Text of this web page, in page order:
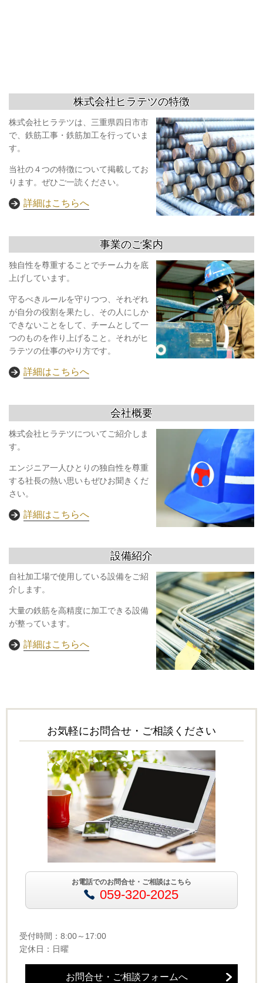
株式会社ヒラテツの特徴
株式会社ヒラテツは、三重県四日市市
で、鉄筋工事・鉄筋加工を行っていま
す。
当社の４つの特徴について掲載してお
ります。ぜひご一読ください。
詳細はこちらへ
事業のご案内
独自性を尊重することでチーム力を底
上げしています。
守るべきルールを守りつつ、それぞれ
が自分の役割を果たし、その人にしか
できないことをして、チームとして一
つのものを作り上げること。それがヒ
ラテツの仕事のやり方です。
詳細はこちらへ
会社概要
株式会社ヒラテツについてご紹介しま
す。
エンジニア一人ひとりの独自性を尊重
する社長の熱い思いもぜひお聞きくだ
さい。
詳細はこちらへ
設備紹介
自社加工場で使用している設備をご紹
介します。
大量の鉄筋を高精度に加工できる設備
が整っています。
詳細はこちらへ
お気軽にお問合せ・ご相談ください
お電話でのお問合せ・ご相談はこちら
059-320-2025
受付時間：8:00～17:00
定休日：日曜
お問合せ・ご相談フォームへ